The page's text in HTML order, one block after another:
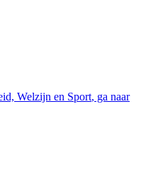
Welzijn en Sport, ga naar